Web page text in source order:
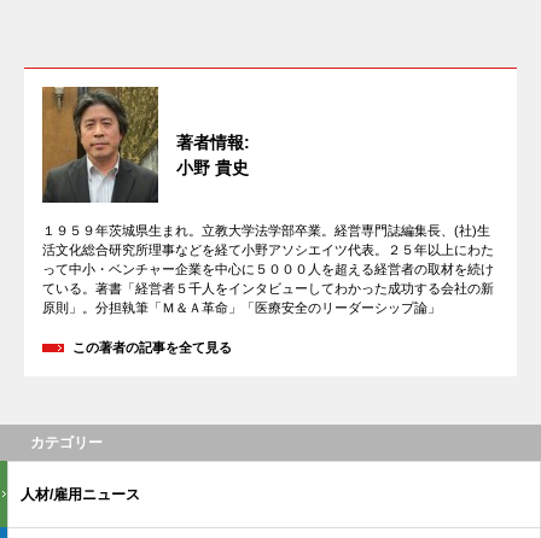
著者情報:
小野 貴史
１９５９年茨城県生まれ。立教大学法学部卒業。経営専門誌編集長、(社)生
活文化総合研究所理事などを経て小野アソシエイツ代表。２５年以上にわた
って中小・ベンチャー企業を中心に５０００人を超える経営者の取材を続け
ている。著書「経営者５千人をインタビューしてわかった成功する会社の新
原則」。分担執筆「Ｍ＆Ａ革命」「医療安全のリーダーシップ論」
この著者の記事を全て見る
カテゴリー
人材/雇用ニュース